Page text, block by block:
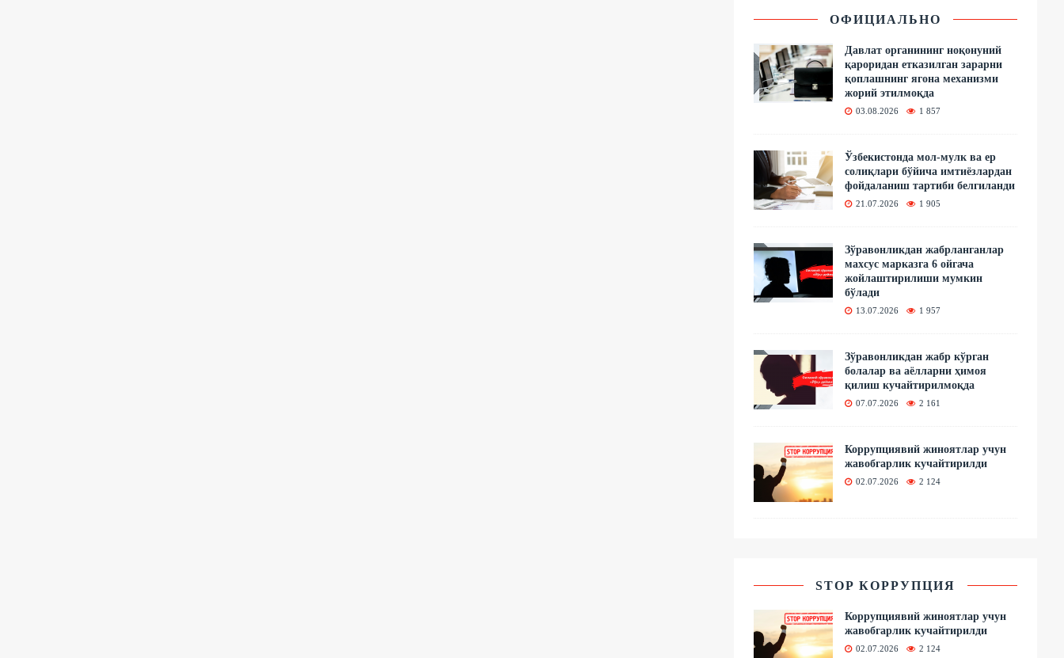
ОФИЦИАЛЬНО
Давлат органининг ноқонуний
қароридан етказилган зарарни
қоплашнинг ягона механизми
жорий этилмоқда
03.08.2026 1 857
Ўзбекистонда мол-мулк ва ер
солиқлари бўйича имтиёзлардан
фойдаланиш тартиби белгиланди
21.07.2026 1 905
Зўравонликдан жабрланганлар
махсус марказга 6 ойгача
жойлаштирилиши мумкин
бўлади
13.07.2026 1 957
Зўравонликдан жабр кўрган
болалар ва аёлларни ҳимоя
қилиш кучайтирилмоқда
07.07.2026 2 161
Коррупциявий жиноятлар учун
жавобгарлик кучайтирилди
02.07.2026 2 124
STOP КОРРУПЦИЯ
Коррупциявий жиноятлар учун
жавобгарлик кучайтирилди
02.07.2026 2 124